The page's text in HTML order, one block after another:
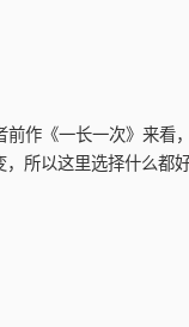
作《一长一次》来看
所以这里选择什么都